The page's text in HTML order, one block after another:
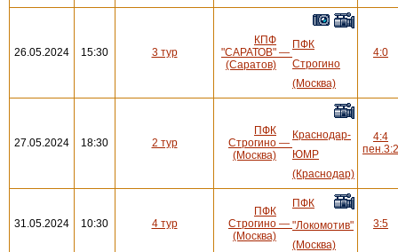
26.05.2024 15:30 3 тур
КПФ
"САРАТОВ"
(Саратов)
—
ПФК
Строгино
(Москва)
4:0
27.05.2024 18:30 2 тур
ПФК
Строгино
(Москва)
—
Краснодар-
ЮМР
(Краснодар)
4:4
пен.3:2
31.05.2024 10:30 4 тур
ПФК
Строгино
(Москва)
—
ПФК
"Локомотив"
(Москва)
3:5